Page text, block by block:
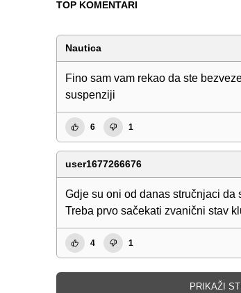
TOP KOMENTARI
Nautica
Fino sam vam rekao da ste
suspenziji
6 1
user1677266676
Gdje su oni od danas stručnjaci da
Treba prvo sačekati zvanični stav
4 1
PRIKAŽI